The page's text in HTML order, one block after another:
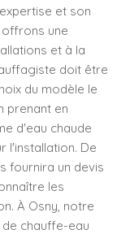
et son
une
et à la
doit être
du modèle le
prenant en
d'eau chaude
l'installation. De
fournira un devis
les
À Osny, notre
chauffe-eau